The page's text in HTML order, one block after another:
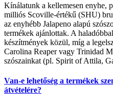
Kínálatunk a kellemesen enyhe,
milliós Scoville-értékű (SHU)
az enyhébb Jalapeno alapú
termékek ajánlottak. A
készítmények közül, míg a
Carolina Reaper vagy Trinidad
szószainkat (pl. Spirit of Attila,
Van-e lehetőség a termékek
átvételére?